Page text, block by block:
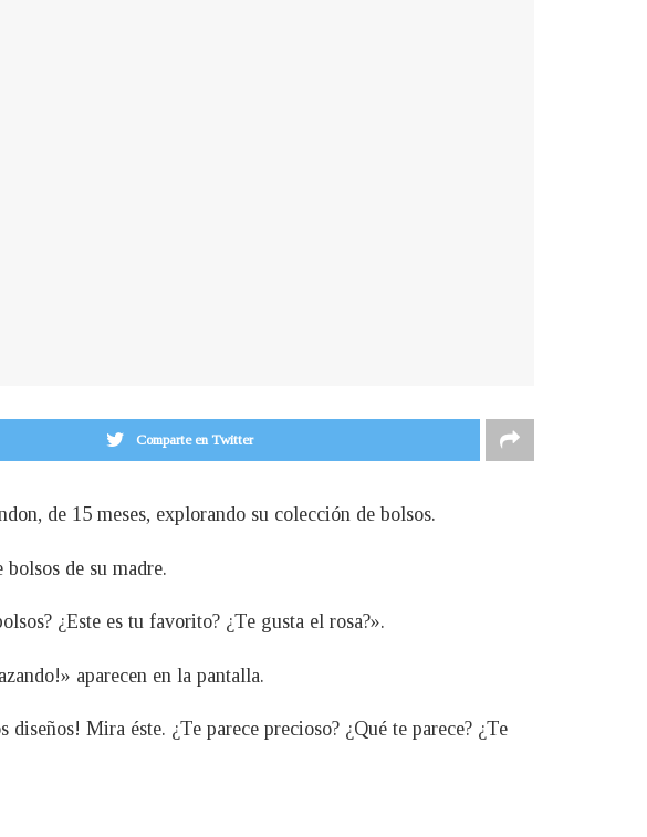
Comparte en Twitter
de 15 meses, explorando su colección de bolsos.
de su madre.
¿Este es tu favorito? ¿Te gusta el rosa?».
aparecen en la pantalla.
Mira éste. ¿Te parece precioso? ¿Qué te parece? ¿Te